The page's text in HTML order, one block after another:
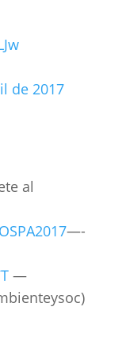
de 2017
al
—-
—